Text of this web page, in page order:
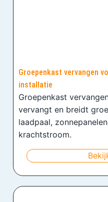
Groepenkast vervangen
installatie
Groepenkast
vervangt en breidt
laadpaal,
krachtstroom.